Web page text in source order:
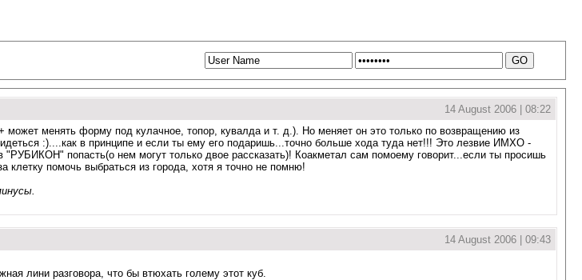
14 August 2006 | 08:22
может менять форму под кулачное, топор, кувалда и т. д.). Но меняет он это только по возвращению из
:)....как в принципе и если ты ему его подаришь...точно больше хода туда нет!!! Это лезвие ИМХО -
попасть(о нем могут только двое рассказать)! Коакметал сам помоему говорит...если ты просишь
помочь выбраться из города, хотя я точно не помню!
14 August 2006 | 09:43
лини разговора, что бы втюхать голему этот куб.